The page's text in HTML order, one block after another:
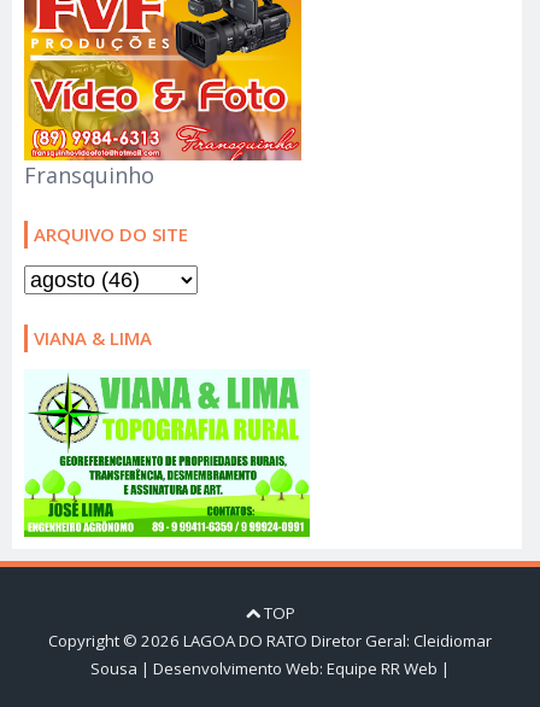
Fransquinho
ARQUIVO DO SITE
VIANA & LIMA
TOP
Copyright © 2026 LAGOA DO RATO Diretor Geral: Cleidiomar
Sousa | Desenvolvimento Web: Equipe RR Web |